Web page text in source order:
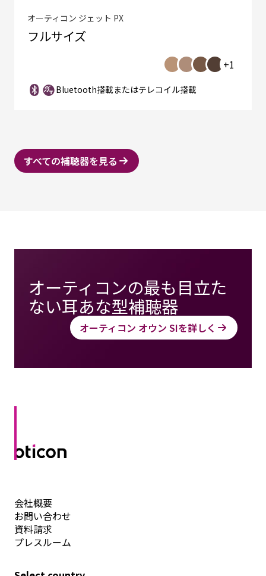
オーティコン ジェット PX
フルサイズ
+1
Bluetooth搭載またはテレコイル搭載
すべての補聴器を見る
オーティコンの最も目立た
ない耳あな型補聴器
オーティコン オウン SIを詳しく
会社概要
お問い合わせ
資料請求
プレスルーム